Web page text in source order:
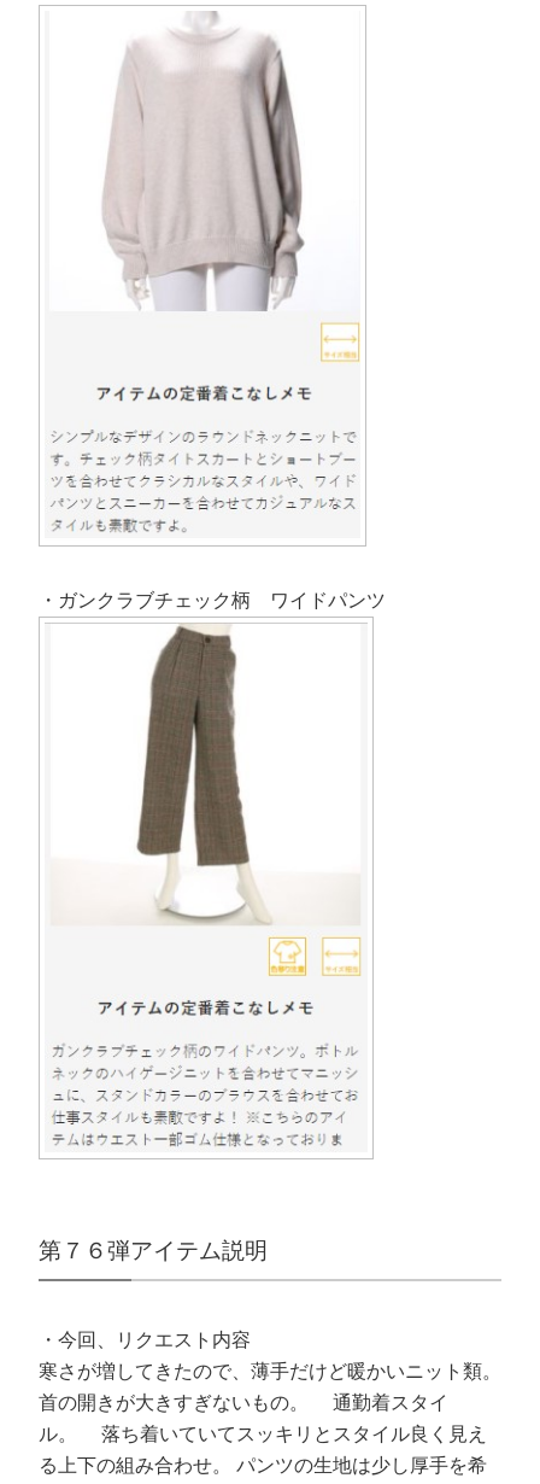
・ガンクラブチェック柄 ワイドパンツ
第７６弾アイテム説明
・今回、リクエスト内容
寒さが増してきたので、薄手だけど暖かいニット類。
首の開きが大きすぎないもの。 通勤着スタイ
ル。 落ち着いていてスッキリとスタイル良く見え
る上下の組み合わせ。 パンツの生地は少し厚手を希